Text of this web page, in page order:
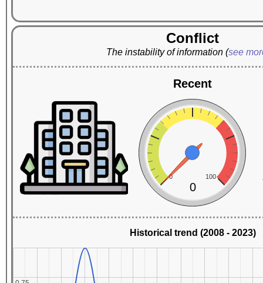
Conflict
The instability of information (see
Recent
0 100
0
Historical trend (2008 - 2023)